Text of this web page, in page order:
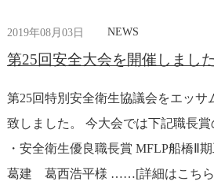
2019年08月03日 NEWS
第25回安全大会を開催しまし
第25回特別安全衛生協議会をエッサ
致しました。 今大会では下記職長賞
・安全衛生優良職長賞 MFLP船橋Ⅱ
葛建 葛西浩平様 ……[詳細はこち